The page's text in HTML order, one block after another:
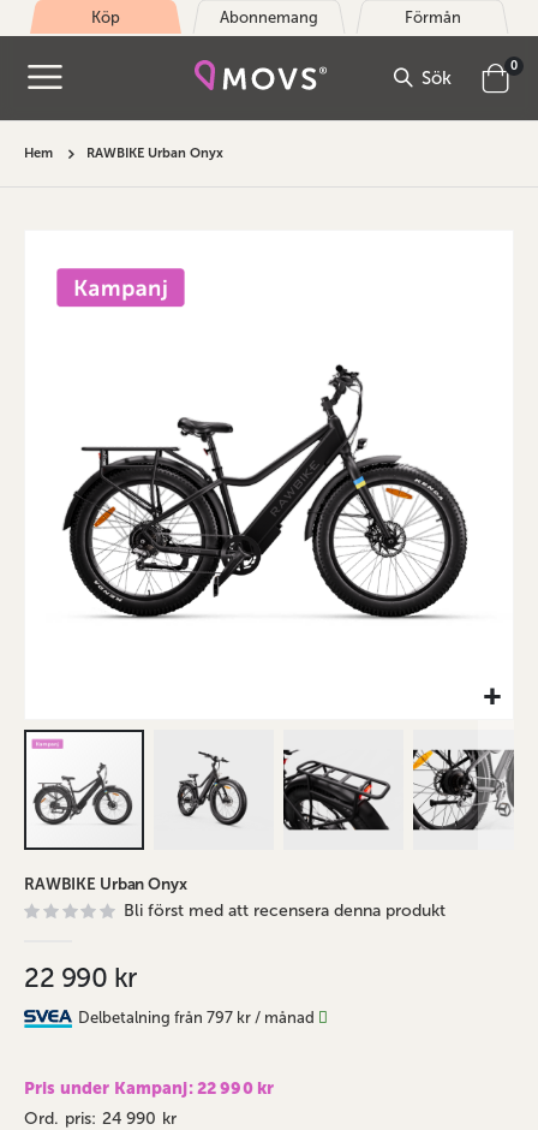
Köp Abonnemang Förmån
Sök Cart
0
Hem RAWBIKE Urban Onyx
till
början
RAWBIKE Urban Onyx
Bli först med att recensera denna produkt
22 990 kr
Delbetalning från 797 kr / månad
Pris under Kampanj: 22 990 kr
Ord. pris: 24 990 kr